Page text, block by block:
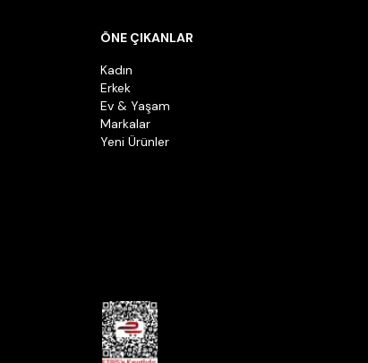
ÖNE ÇIKANLAR
Kadın
Erkek
Ev & Yaşam
Markalar
Yeni Ürünler